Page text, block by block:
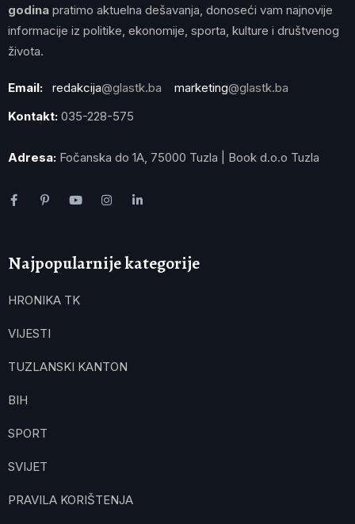
godina pratimo aktuelna dešavanja, donoseći vam najnovije
informacije iz politike, ekonomije, sporta, kulture i društvenog
života.
Email: redakcija@glastk.ba marketing@glastk.ba
Kontakt: 035-228-575
Adresa: Fočanska do 1A, 75000 Tuzla | Book d.o.o Tuzla
Najpopularnije kategorije
HRONIKA TK
VIJESTI
TUZLANSKI KANTON
BIH
SPORT
SVIJET
PRAVILA KORIŠTENJA